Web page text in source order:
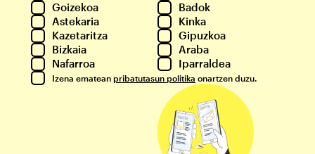
Goizekoa
Badok
Astekaria
Kinka
Kazetaritza
Gipuzkoa
Bizkaia
Araba
Nafarroa
Iparraldea
Izena ematean pribatutasun politika onartzen duzu.